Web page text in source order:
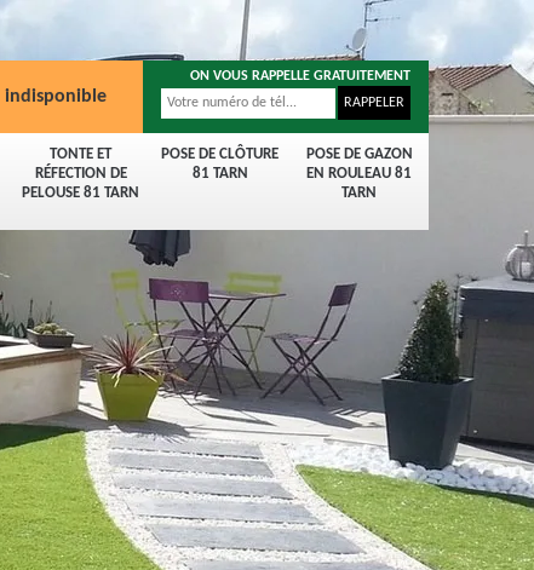
TONTE ET
RÉFECTION DE
PELOUSE 81 TARN
POSE DE CLÔTURE
81 TARN
POSE DE GAZON
EN ROULEAU 81
TARN
indisponible
ON VOUS RAPPELLE GRATUITEMENT